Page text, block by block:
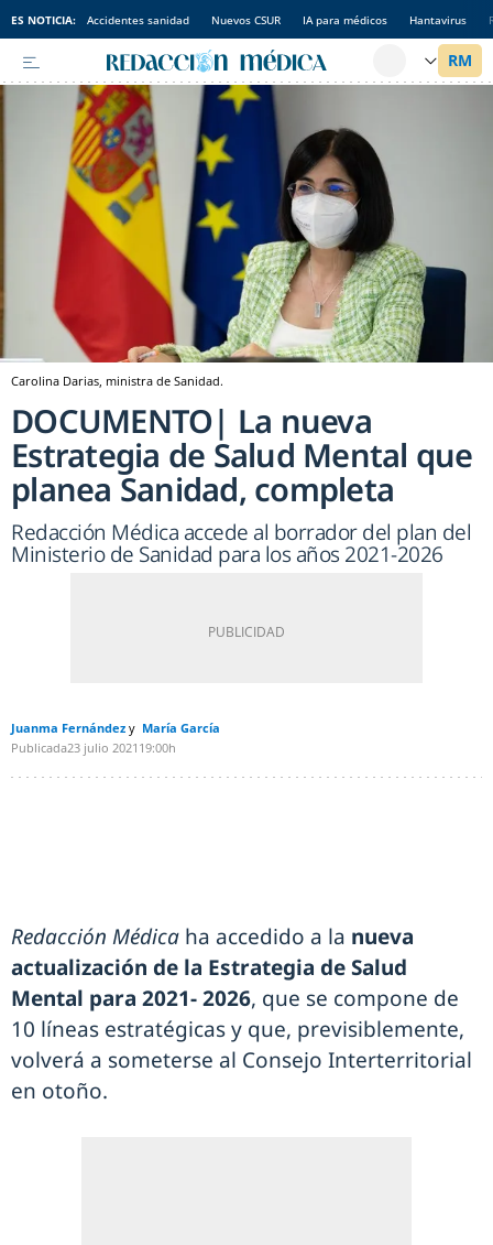
ES NOTICIA: Accidentes sanidad Nuevos CSUR IA para médicos Hantavirus
Carolina Darias, ministra de Sanidad.
DOCUMENTO| La nueva
Estrategia de Salud Mental que
planea Sanidad, completa
Redacción Médica accede al borrador del plan del
Ministerio de Sanidad para los años 2021-2026
Juanma Fernández
María García
Publicada23 julio 2021 19:00h
Redacción Médica ha accedido a la nueva
actualización de la Estrategia de Salud
Mental para 2021- 2026, que se compone de
10 líneas estratégicas y que, previsiblemente,
volverá a someterse al Consejo Interterritorial
en otoño.